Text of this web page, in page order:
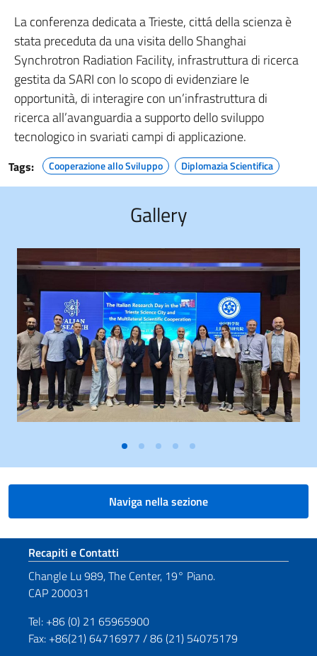
La conferenza dedicata a Trieste, cittá della scienza è
stata preceduta da una visita dello Shanghai
Synchrotron Radiation Facility, infrastruttura di ricerca
gestita da SARI con lo scopo di evidenziare le
opportunità, di interagire con un’infrastruttura di
ricerca all’avanguardia a supporto dello sviluppo
tecnologico in svariati campi di applicazione.
Tags: Cooperazione allo Sviluppo Diplomazia Scientifica
Gallery
Naviga nella sezione
Sezione footer
Recapiti e Contatti
Changle Lu 989, The Center, 19° Piano.
CAP 200031
Tel: +86 (0) 21 65965900
Fax: +86(21) 64716977 / 86 (21) 54075179